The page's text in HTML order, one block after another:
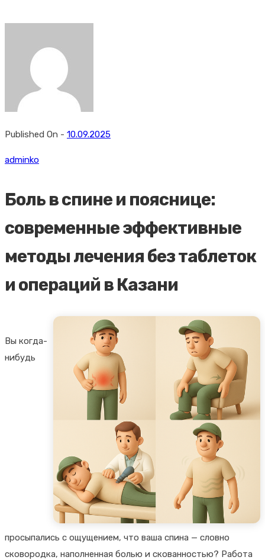
Published On - 10.09.2025
adminko
Боль в спине и пояснице:
современные эффективные
методы лечения без таблеток
и операций в Казани
Вы когда-
нибудь
просыпались с ощущением, что ваша спина — словно
сковородка, наполненная болью и скованностью? Работа